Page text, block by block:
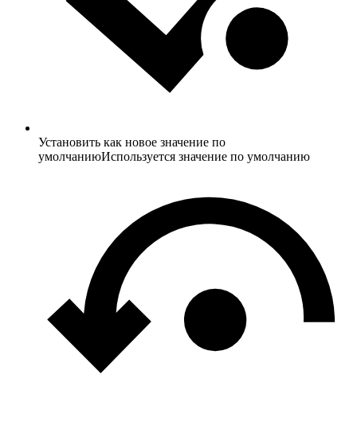
Установить как новое значение по
умолчаниюИспользуется значение по умолчанию